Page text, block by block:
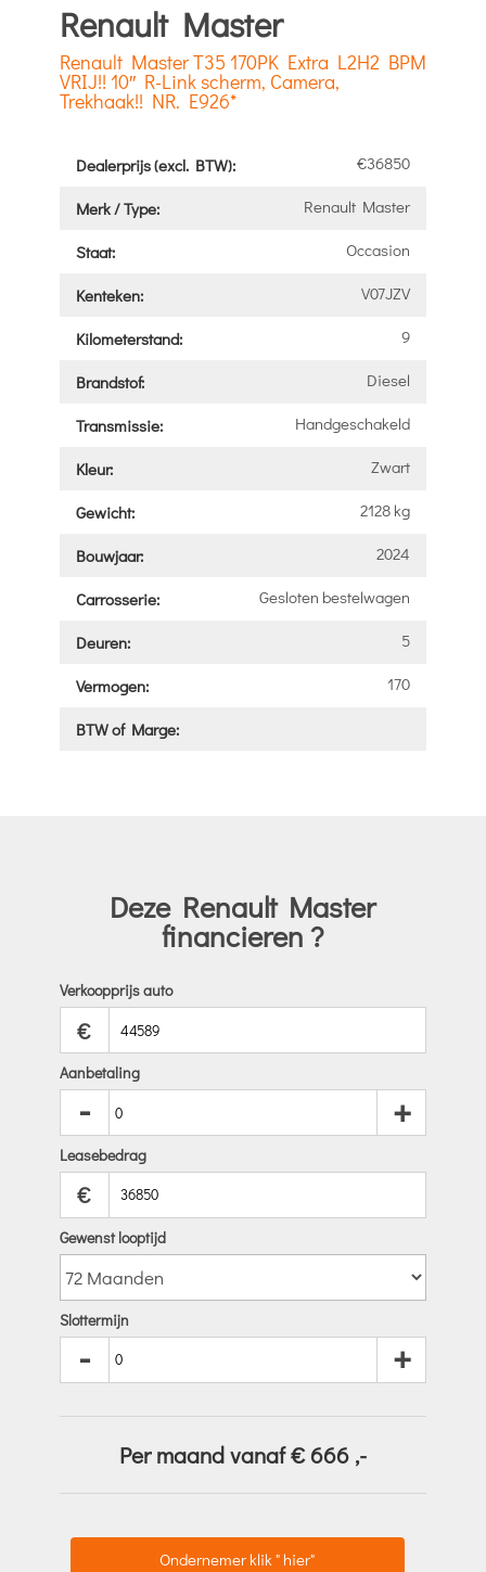
Renault Master
Renault Master T35 170PK Extra L2H2 BPM
VRIJ!! 10″ R-Link scherm, Camera,
Trekhaak!! NR. E926*
Dealerprijs (excl. BTW): €36850
Merk / Type: Renault Master
Staat: Occasion
Kenteken: V07JZV
Kilometerstand: 9
Brandstof: Diesel
Transmissie: Handgeschakeld
Kleur: Zwart
Gewicht: 2128 kg
Bouwjaar: 2024
Carrosserie: Gesloten bestelwagen
Deuren: 5
Vermogen: 170
BTW of Marge:
Deze Renault Master
financieren ?
Verkoopprijs auto
€
Aanbetaling
- +
Leasebedrag
€
Gewenst looptijd
Slottermijn
- +
Per maand vanaf € 666 ,-
Ondernemer klik " hier"